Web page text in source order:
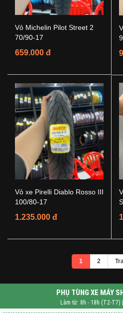
Vỏ Michelin Pilot Street 2
70/90-17
659.000 đ
Vỏ xe Pirelli Diablo Rosso III
100/80-17
1.235.000 đ
1 2
PHỤ TÙNG XE MÁY
Làm từ: 8h - 18h (T2-T7)